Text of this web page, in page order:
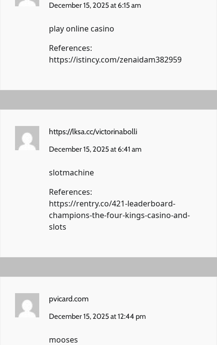
December 15, 2025 at 6:15 am
play online casino
References:
https://istincy.com/zenaidam382959
https://lksa.cc/victorinabolli
December 15, 2025 at 6:41 am
slotmachine
References:
https://rentry.co/421-leaderboard-
champions-the-four-kings-casino-and-
slots
pvicard.com
December 15, 2025 at 12:44 pm
mooses